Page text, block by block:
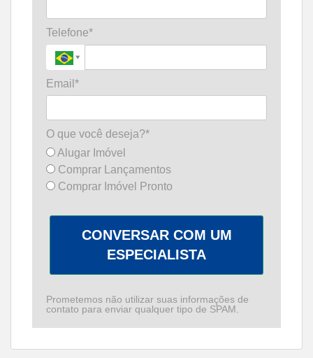
Telefone*
Email*
O que você deseja?*
Alugar Imóvel
Comprar Lançamentos
Comprar Imóvel Pronto
CONVERSAR COM UM
ESPECIALISTA
Prometemos não utilizar suas informações de
contato para enviar qualquer tipo de SPAM.